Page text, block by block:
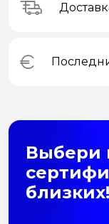
Выбери
близких!